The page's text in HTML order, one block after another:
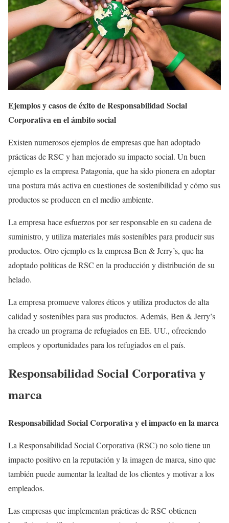
Ejemplos y casos de éxito de Responsabilidad Social
Corporativa en el ámbito social
Existen numerosos ejemplos de empresas que han adoptado
prácticas de RSC y han mejorado su impacto social. Un buen
ejemplo es la empresa Patagonia, que ha sido pionera en adoptar
una postura más activa en cuestiones de sostenibilidad y cómo sus
productos se producen en el medio ambiente.
La empresa hace esfuerzos por ser responsable en su cadena de
suministro, y utiliza materiales más sostenibles para producir sus
productos. Otro ejemplo es la empresa Ben & Jerry’s, que ha
adoptado políticas de RSC en la producción y distribución de su
helado.
La empresa promueve valores éticos y utiliza productos de alta
calidad y sostenibles para sus productos. Además, Ben & Jerry’s
ha creado un programa de refugiados en EE. UU., ofreciendo
empleos y oportunidades para los refugiados en el país.
Responsabilidad Social Corporativa y
marca
Responsabilidad Social Corporativa y el impacto en la marca
La Responsabilidad Social Corporativa (RSC) no solo tiene un
impacto positivo en la reputación y la imagen de marca, sino que
también puede aumentar la lealtad de los clientes y motivar a los
empleados.
Las empresas que implementan prácticas de RSC obtienen